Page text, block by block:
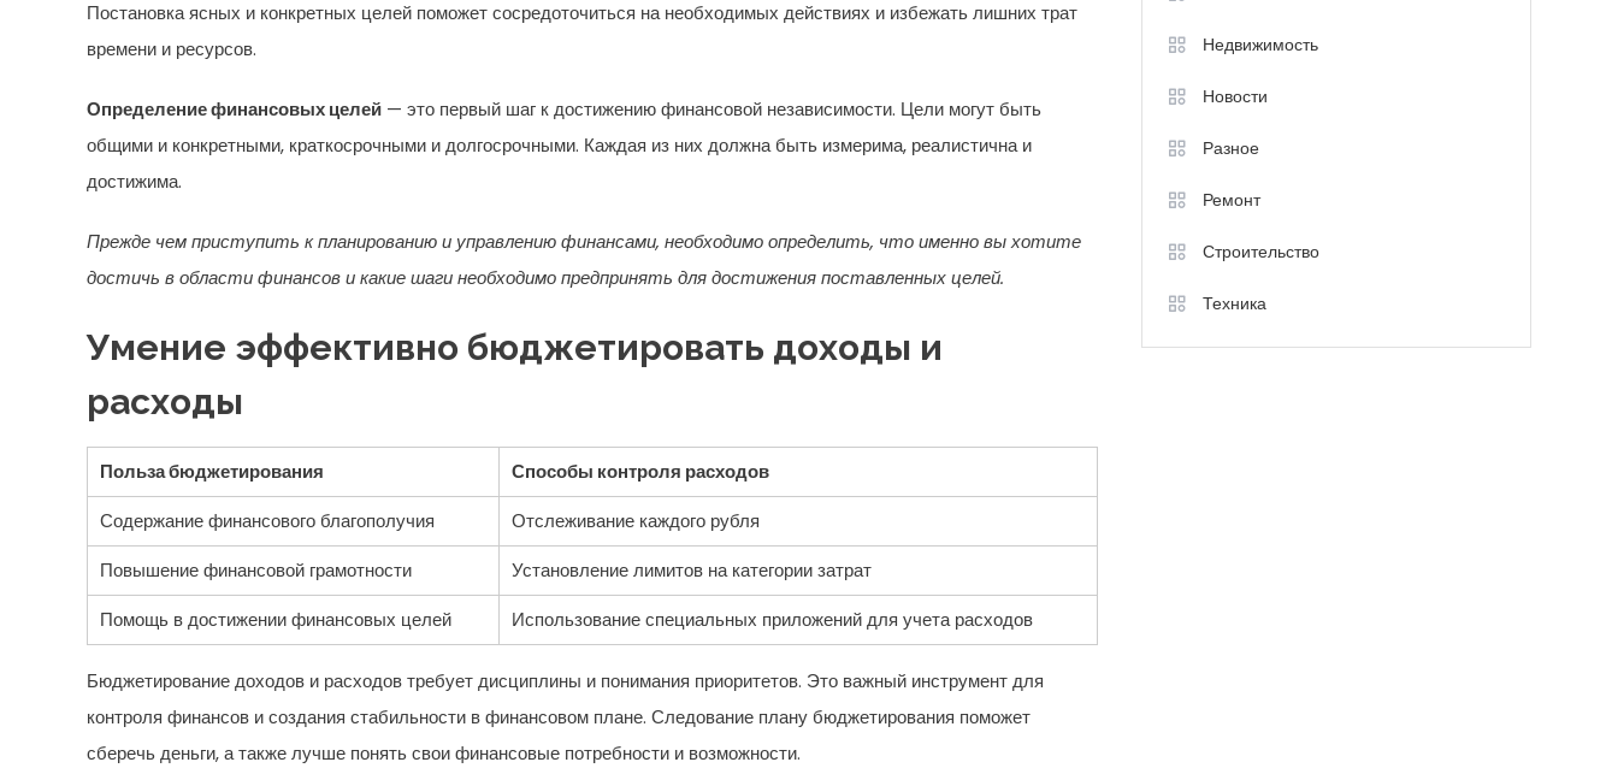
Постановка ясных и конкретных целей поможет сосредоточиться на необходимых действиях и избежать лишних трат
времени и ресурсов.
Определение финансовых целей — это первый шаг к достижению финансовой независимости. Цели могут быть
общими и конкретными, краткосрочными и долгосрочными. Каждая из них должна быть измерима, реалистична и
достижима.
Прежде чем приступить к планированию и управлению финансами, необходимо определить, что именно вы хотите
достичь в области финансов и какие шаги необходимо предпринять для достижения поставленных целей.
Умение эффективно бюджетировать доходы и
расходы
Польза бюджетирования
Способы контроля расходов
Содержание финансового благополучия
Отслеживание каждого рубля
Повышение финансовой грамотности
Установление лимитов на категории затрат
Помощь в достижении финансовых целей
Использование специальных приложений для учета расходов
Бюджетирование доходов и расходов требует дисциплины и понимания приоритетов. Это важный инструмент для
контроля финансов и создания стабильности в финансовом плане. Следование плану бюджетирования поможет
сберечь деньги, а также лучше понять свои финансовые потребности и возможности.
Недвижимость
Новости
Разное
Ремонт
Строительство
Техника